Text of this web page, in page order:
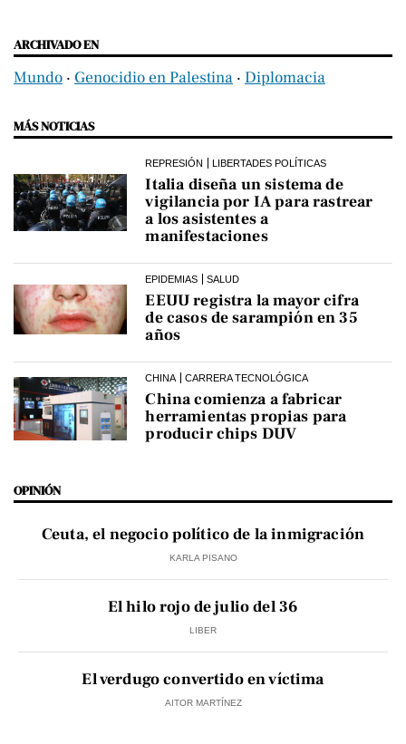
ARCHIVADO EN
Mundo ‧ Genocidio en Palestina ‧ Diplomacia
MÁS NOTICIAS
REPRESIÓN LIBERTADES POLÍTICAS
Italia diseña un sistema de
vigilancia por IA para rastrear
a los asistentes a
manifestaciones
EPIDEMIAS SALUD
EEUU registra la mayor cifra
de casos de sarampión en 35
años
CHINA CARRERA TECNOLÓGICA
China comienza a fabricar
herramientas propias para
producir chips DUV
OPINIÓN
Ceuta, el negocio político de la inmigración
KARLA PISANO
El hilo rojo de julio del 36
LIBER
El verdugo convertido en víctima
AITOR MARTÍNEZ